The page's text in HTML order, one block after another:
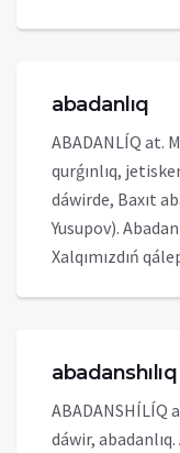
abadanlıq
ABADANLÍQ at.
qurǵınlıq,
dáwirde, Baxıt
Yusupov).
Xalqımızdıń
abadanshılıq
ABADANSHÍLÍQ
dáwir,